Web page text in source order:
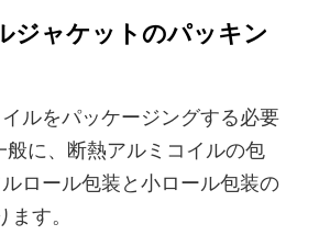
ジャケットのパッキン
ルをパッケージングする必要
に、断熱アルミコイルの包
ロール包装と小ロール包装の
す。